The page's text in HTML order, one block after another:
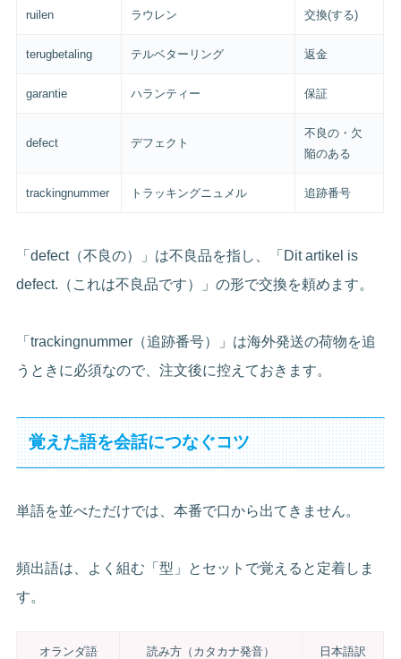
ruilen ラウレン 交換(する)
terugbetaling テルベターリング 返金
garantie ハランティー 保証
defect デフェクト
不良の・欠
陥のある
trackingnummer トラッキングニュメル 追跡番号
「defect（不良の）」は不良品を指し、「Dit artikel is
defect.（これは不良品です）」の形で交換を頼めます。
「trackingnummer（追跡番号）」は海外発送の荷物を追
うときに必須なので、注文後に控えておきます。
覚えた語を会話につなぐコツ
単語を並べただけでは、本番で口から出てきません。
頻出語は、よく組む「型」とセットで覚えると定着しま
す。
オランダ語 読み方（カタカナ発音） 日本語訳